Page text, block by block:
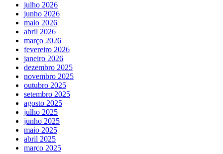
julho 2026
junho 2026
maio 2026
abril 2026
março 2026
fevereiro 2026
janeiro 2026
dezembro 2025
novembro 2025
outubro 2025
setembro 2025
agosto 2025
julho 2025
junho 2025
maio 2025
abril 2025
março 2025